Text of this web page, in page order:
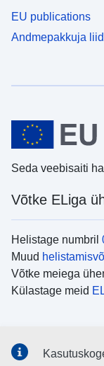
EU publications
Andmepakkuja
Seda veebisaiti
Võtke ELiga
Helistage numbril
Muud
Võtke meiega
Külastage meid